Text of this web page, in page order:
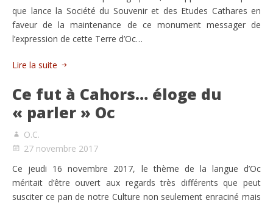
que lance la Société du Souvenir et des Etudes Cathares en
faveur de la maintenance de ce monument messager de
l’expression de cette Terre d’Oc…
Lire la suite
Ce fut à Cahors… éloge du
« parler » Oc
O.C.
27 novembre 2017
Ce jeudi 16 novembre 2017, le thème de la langue d’Oc
méritait d’être ouvert aux regards très différents que peut
susciter ce pan de notre Culture non seulement enraciné mais